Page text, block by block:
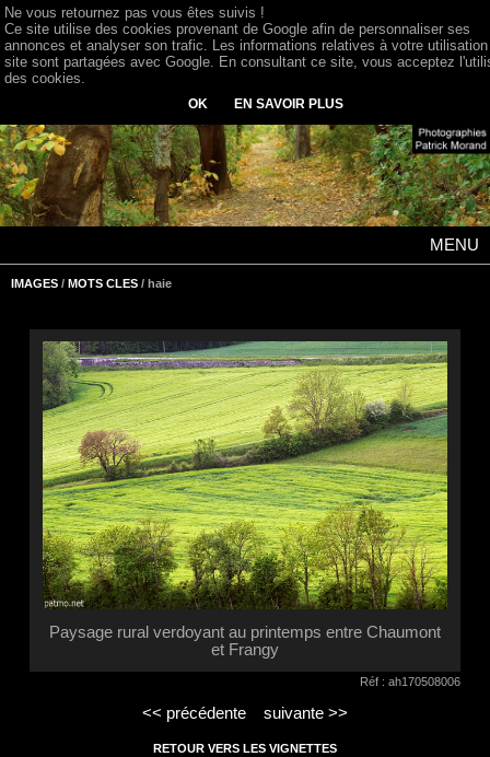
MENU
IMAGES / MOTS CLES / haie
Paysage rural verdoyant au printemps entre Chaumont
et Frangy
Réf : ah170508006
<< précédente suivante >>
RETOUR VERS LES VIGNETTES
Ne vous retournez pas vous êtes suivis !
Ce site utilise des cookies provenant de Google afin de personnaliser ses
annonces et analyser son trafic. Les informations relatives à votre
site sont partagées avec Google. En consultant ce site, vous acceptez
des cookies.
OK EN SAVOIR PLUS